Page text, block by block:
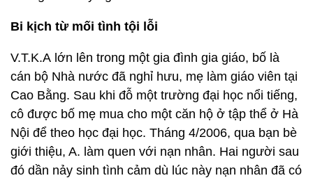
Bi kịch từ mối tình tội lỗi
V.T.K.A lớn lên trong một gia đình gia giáo, bố là
cán bộ Nhà nước đã nghỉ hưu, mẹ làm giáo viên tại
Cao Bằng. Sau khi đỗ một trường đại học nổi tiếng,
cô được bố mẹ mua cho một căn hộ ở tập thể ở Hà
Nội để theo học đại học. Tháng 4/2006, qua bạn bè
giới thiệu, A. làm quen với nạn nhân. Hai người sau
đó dần nảy sinh tình cảm dù lúc này nạn nhân đã có